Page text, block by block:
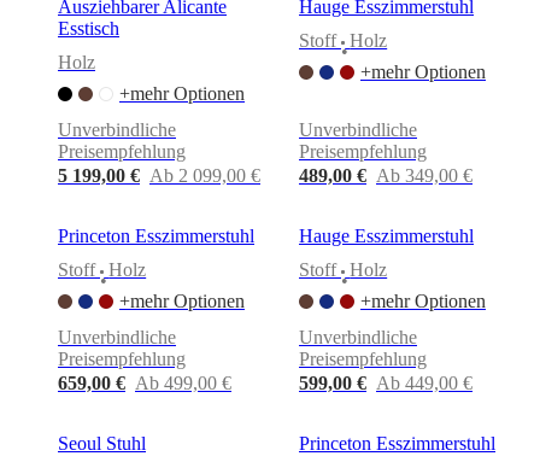
Ausziehbarer Alicante
Esstisch
Holz
+mehr Optionen
Unverbindliche
Preisempfehlung
5 199,00 € Ab 2 099,00 €
Hauge Esszimmerstuhl
Stoff
•
Holz
+mehr Optionen
Unverbindliche
Preisempfehlung
489,00 € Ab 349,00 €
Princeton Esszimmerstuhl
Stoff
•
Holz
+mehr Optionen
Unverbindliche
Preisempfehlung
659,00 € Ab 499,00 €
Hauge Esszimmerstuhl
Stoff
•
Holz
+mehr Optionen
Unverbindliche
Preisempfehlung
599,00 € Ab 449,00 €
Seoul Stuhl Princeton Esszimmerstuhl